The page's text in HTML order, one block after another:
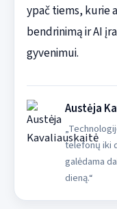
ypač tiems, kurie
bendrinimą ir AI
gyvenimui.
Austėja
telefonų iki
galėdama
dieną.“